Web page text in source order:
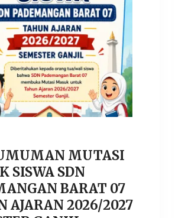
MUTASI
SISWA SDN
BARAT 07
AJARAN 2026/2027